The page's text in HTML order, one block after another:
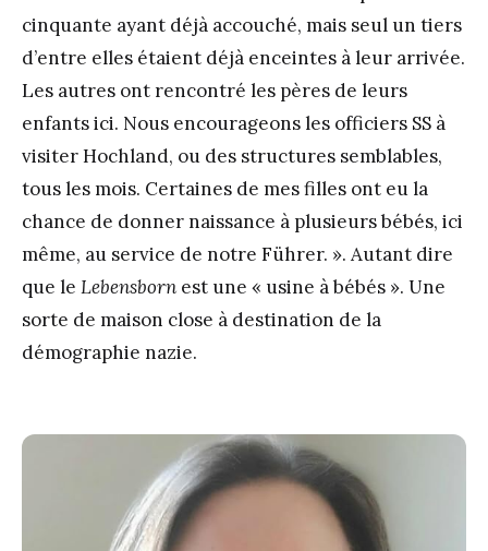
cinquante ayant déjà accouché, mais seul un tiers
d’entre elles étaient déjà enceintes à leur arrivée.
Les autres ont rencontré les pères de leurs
enfants ici. Nous encourageons les officiers SS à
visiter Hochland, ou des structures semblables,
tous les mois. Certaines de mes filles ont eu la
chance de donner naissance à plusieurs bébés, ici
même, au service de notre Führer. ». Autant dire
que le Lebensborn est une « usine à bébés ». Une
sorte de maison close à destination de la
démographie nazie.